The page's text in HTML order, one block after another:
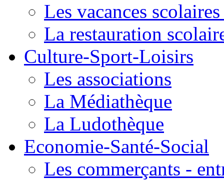
Les vacances
La restauration
Culture-Sport-Loisirs
Les associations
La Médiathèque
La Ludothèque
Economie-Santé-Social
Les commerçants -